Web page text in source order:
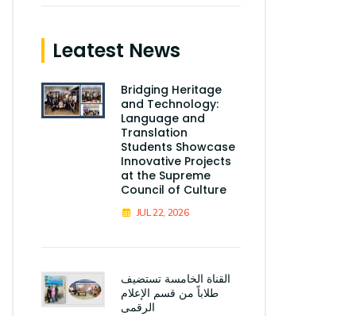
Leatest News
Bridging Heritage
and Technology:
Language and
Translation
Students Showcase
Innovative Projects
at the Supreme
Council of Culture
JUL 22, 2026
القناة الخامسة تستضيف
طلاباً من قسم الإعلام
الرقمى